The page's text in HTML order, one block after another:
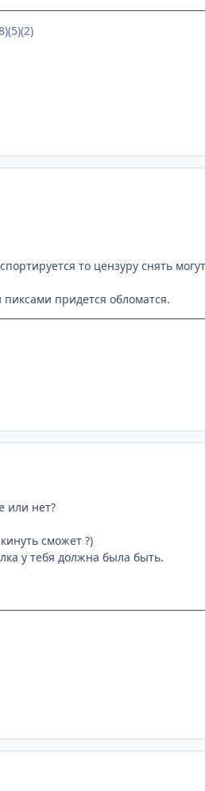
то цензуру снять
придется обломатся.
или нет?
сможет ?)
у тебя должна была быть.